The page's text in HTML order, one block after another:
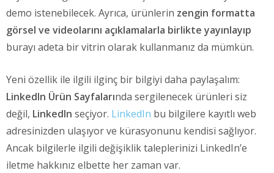
demo istenebilecek. Ayrıca, ürünlerin zengin formatta
görsel ve videolarını açıklamalarla birlikte yayınlayıp
burayı adeta bir vitrin olarak kullanmanız da mümkün.
Yeni özellik ile ilgili ilginç bir bilgiyi daha paylaşalım:
LinkedIn Ürün Sayfalarında sergilenecek ürünleri siz
değil, LinkedIn seçiyor. LinkedIn bu bilgilere kayıtlı web
adresinizden ulaşıyor ve kürasyonunu kendisi sağlıyor.
Ancak bilgilerle ilgili değişiklik taleplerinizi LinkedIn’e
iletme hakkınız elbette her zaman var.